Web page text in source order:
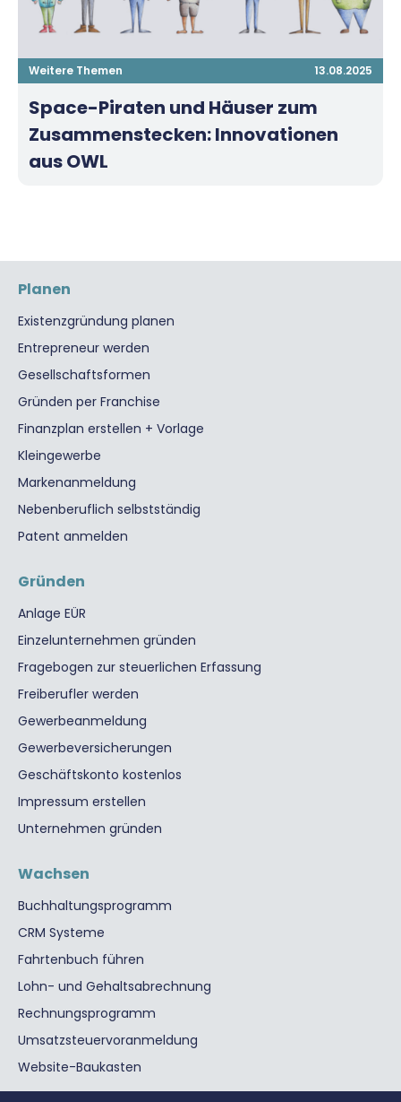
13.08.2025
Weitere Themen
Space-Piraten und Häuser zum
Zusammenstecken: Innovationen
aus OWL
Planen
Existenzgründung planen
Entrepreneur werden
Gesellschaftsformen
Gründen per Franchise
Finanzplan erstellen + Vorlage
Kleingewerbe
Markenanmeldung
Nebenberuflich selbstständig
Patent anmelden
Gründen
Anlage EÜR
Einzelunternehmen gründen
Fragebogen zur steuerlichen Erfassung
Freiberufler werden
Gewerbeanmeldung
Gewerbeversicherungen
Geschäftskonto kostenlos
Impressum erstellen
Unternehmen gründen
Wachsen
Buchhaltungsprogramm
CRM Systeme
Fahrtenbuch führen
Lohn- und Gehaltsabrechnung
Rechnungsprogramm
Umsatzsteuervoranmeldung
Website-Baukasten